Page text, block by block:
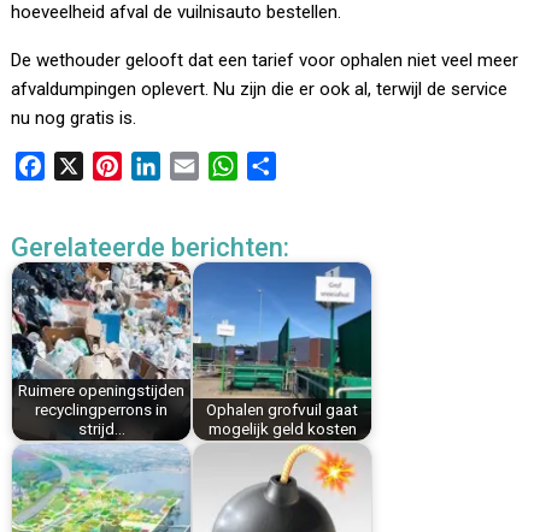
hoeveelheid afval de vuilnisauto bestellen.
De wethouder gelooft dat een tarief voor ophalen niet veel meer
afvaldumpingen oplevert. Nu zijn die er ook al, terwijl de service
nu nog gratis is.
e
b
o
o
k
t
e
r
e
s
t
k
e
d
I
n
i
W
t
A
p
p
e
Gerelateerde berichten:
Ruimere openingstijden
recyclingperrons in
strijd…
Ophalen grofvuil gaat
mogelijk geld kosten